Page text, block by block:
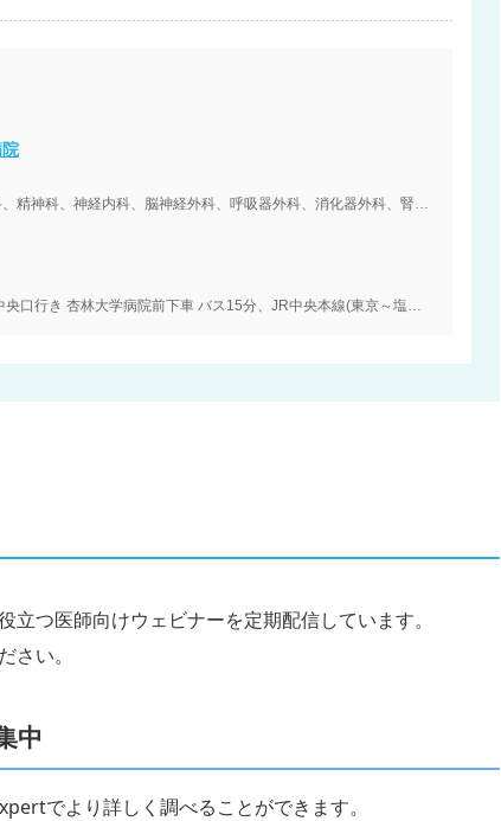
内科、血液内科、リウマチ・膠原病内科、外科、精神科、神経内科、脳神経外科、呼吸器外科、消化器外科、腎臓内科、心臓血管外科、小児科、小児外科、整形外科、形成外科、美容外科、皮膚科、泌尿器科、産婦人科、眼科、耳鼻咽喉科、リハビリテーション科、放射線科、歯科口腔外科、麻酔科、乳腺外科、呼吸器内科、循環器内科、消化器内科
京王線「仙川」小田急バス 三鷹駅、吉祥寺駅中央口行き 杏林大学病院前下車 バス15分、JR中央本線(東京～塩尻)「三鷹」南口 小田急バス 三鷹台駅、仙川、晃華学園東、野ケ谷行き 杏林大学病院入口または杏林大学病院前下車 バス20分
つ医師向けウェビナーを定期配信しています。
い。
中
でより詳しく調べることができます。